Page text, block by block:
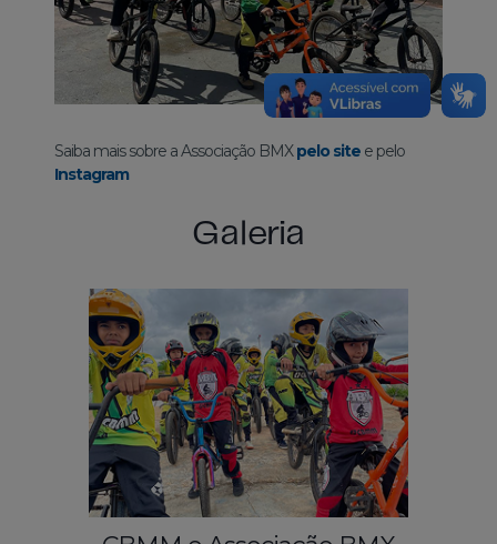
Saiba mais sobre a Associação BMXpelo site e pelo
Instagram
Galeria